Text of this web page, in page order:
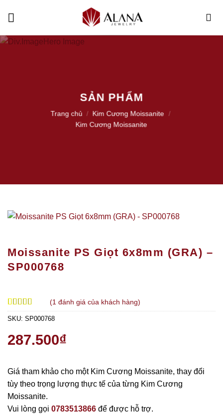
SẢN PHẨM
Trang chủ / Kim Cương Moissanite
/
Kim Cương Moissanite
Moissanite PS Giọt 6x8mm (GRA) –
SP000768
5.00trên 5
dựa trên
1
(1 đánh giá của khách hàng)
SKU: SP000768
287.500₫
Giá tham khảo cho một Kim Cương Moissanite, thay đổi
tùy theo trọng lượng thực tế của từng Kim Cương
Moissanite.
Vui lòng gọi 0783513866 để được hỗ trợ.